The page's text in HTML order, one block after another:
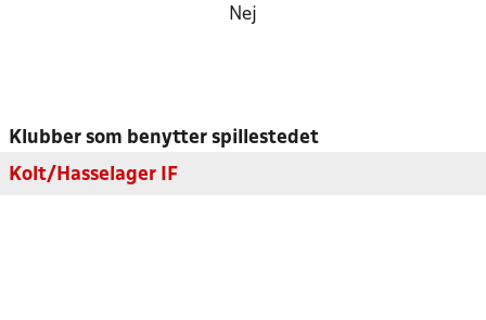
Nej
Klubber som benytter spillestedet
Kolt/Hasselager IF